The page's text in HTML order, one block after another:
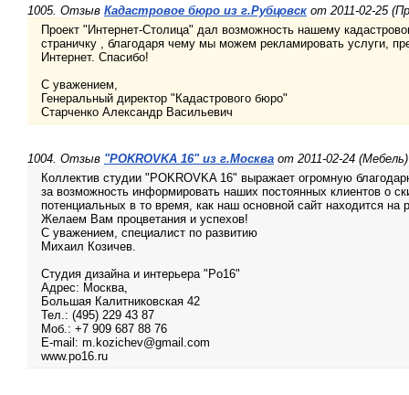
1005. Отзыв Кадастровое бюро из г.Рубцовск от 2011-02-25
Проект "Интернет-Столица" дал возможность нашему
страничку , благодаря чему мы можем рекламировать услуги,
Интернет. Спасибо!
С уважением,
Генеральный директор "Кадастрового бюро"
Старченко Александр Васильевич
1004. Отзыв "POKROVKA 16" из г.Москва от 2011-02-24 (Мебель)
Коллектив студии "POKROVKA 16" выражает огромную
за возможность информировать наших постоянных клиентов о
потенциальных в то время, как наш основной сайт находится на
Желаем Вам процветания и успехов!
С уважением, специалист по развитию
Михаил Козичев.
Студия дизайна и интерьера "Po16"
Адрес: Москва,
Большая Калитниковская 42
Тел.: (495) 229 43 87
Моб.: +7 909 687 88 76
E-mail: m.kozichev@gmail.com
www.po16.ru